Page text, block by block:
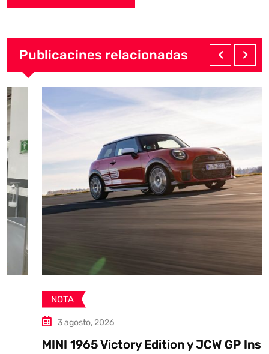
Publicacines relacionadas
3 agosto, 2026
MINI 1965 Victory Edition y JCW GP Inspired